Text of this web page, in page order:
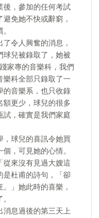
後，參加的任何考試
免她不快或辭窮，
令人興奮的消息，
球兒被錄取了，她被
家專的音樂科，我們
樂科全部只錄取了一
的音樂系，也只收錄
額更少，球兒的很多
試，確實是我們家庭
，球兒的喜訊令她買
，可見她的心情。
從來沒有見過大嫂這
是杜甫的詩句，「卻
」她此時的喜樂，
消息過後的第三天上